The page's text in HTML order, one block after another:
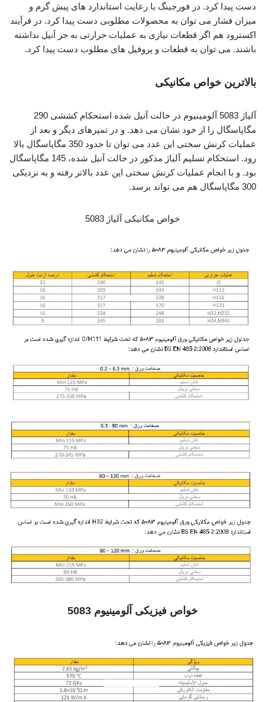
دست پیدا کرد. در فورجینگ با رعایت استاندارد های پیش گرم و
میزان فشار می توان به محصولات مطلوبی دست پیدا کرد. در فرآیند
اکسترود هم اگر قطعات نیازی به عملیات حرارتی به جز آنیل نداشته
باشند. می توان به قطعات و پروفیل های مطلوب دست پیدا کرد.
بالاترین خواص مکانیکی
آلیاژ 5083 آلومینیوم در حالت آنیل شده استحکام کششی 290
مگاپاسگال را از خود نشان می دهد. و در تمپرهای دیگر و بعد از
عملیات کرنش سختی این عدد می توان تا حدود 350 مگاپاسگال بالا
رود. استحکام تسلیم آلیاژ مذکور در حالت آنیل شده، 145 مگاپاسگال
بود. و با انجام عملیات کرنش سختی این عدد بالاتر رفته و به نزدیکی
300 مگاپاسگال هم می تواند برسد.
خواص مکانیکی آلیاژ 5083
خواص فیزیکی آلومینیوم 5083